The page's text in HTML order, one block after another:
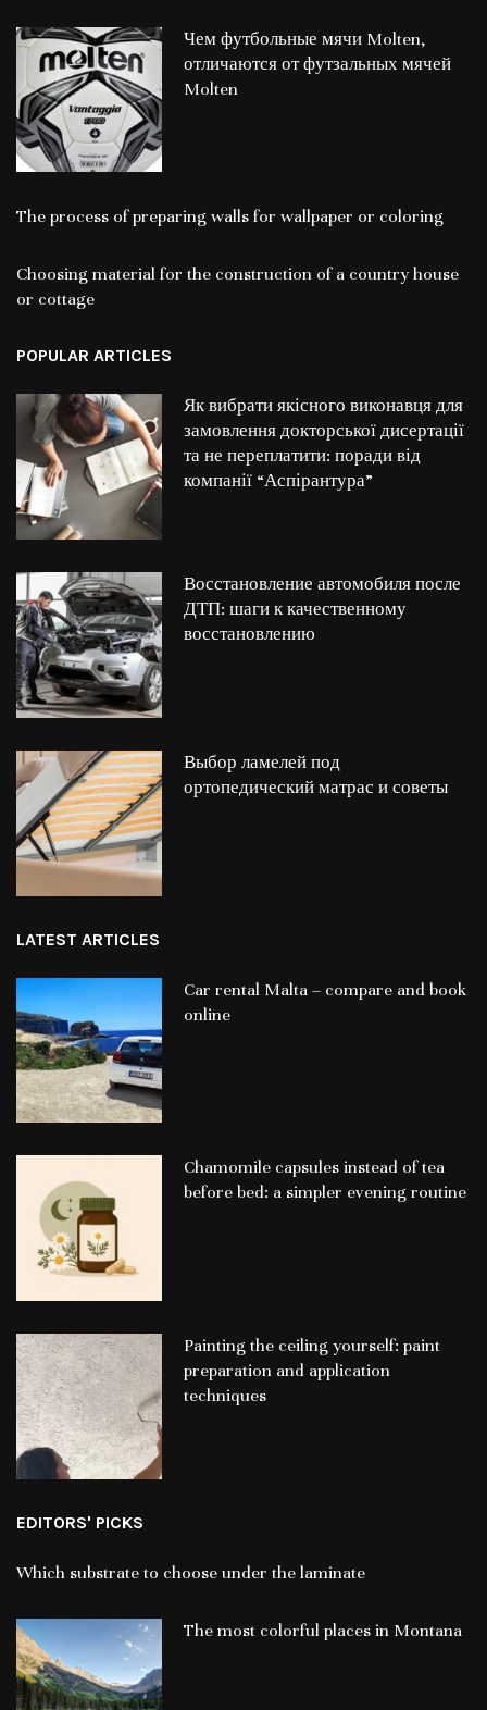
Чем футбольные мячи Molten,
отличаются от футзальных мячей
Molten
The process of preparing walls for wallpaper or coloring
Choosing material for the construction of a country house
or cottage
POPULAR ARTICLES
Як вибрати якісного виконавця для
замовлення докторської дисертації
та не переплатити: поради від
компанії “Аспірантура”
Восстановление автомобиля после
ДТП: шаги к качественному
восстановлению
Выбор ламелей под
ортопедический матрас и советы
LATEST ARTICLES
Car rental Malta – compare and book
online
Chamomile capsules instead of tea
before bed: a simpler evening routine
Painting the ceiling yourself: paint
preparation and application
techniques
EDITORS' PICKS
Which substrate to choose under the laminate
The most colorful places in Montana